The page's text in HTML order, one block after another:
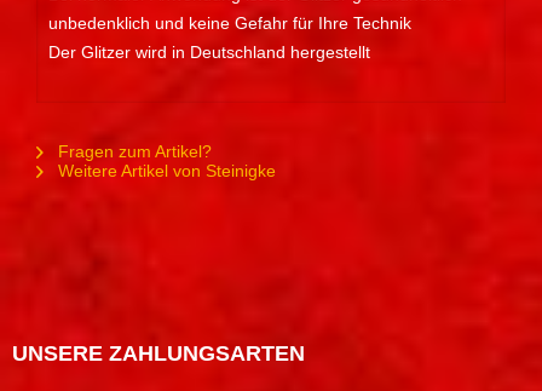
unbedenklich und keine Gefahr für Ihre Technik
Der Glitzer wird in Deutschland hergestellt
Fragen zum Artikel?
Weitere Artikel von Steinigke
UNSERE ZAHLUNGSARTEN